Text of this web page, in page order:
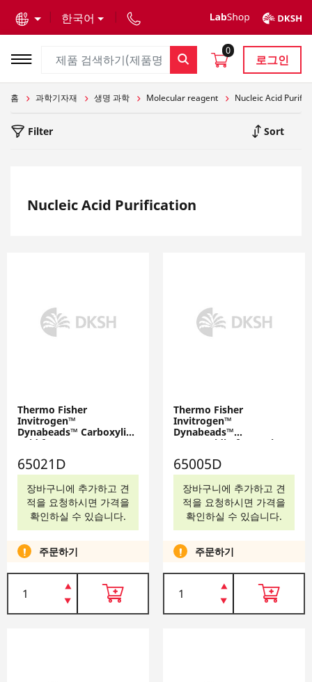
한국어
0
로그인
홈 과학기자재 생명 과학 Molecular reagent Nucleic Acid
Filter Sort
Nucleic Acid Purification
Thermo Fisher
Invitrogen™
Dynabeads™ Carboxylic
Acid for RNA
65021D
65021D
장바구니에 추가하고 견
적을 요청하시면 가격을
확인하실 수 있습니다.
주문하기
Thermo Fisher
Invitrogen™
Dynabeads™
Streptavidin for In Vitro
65005D
65005D
장바구니에 추가하고 견
적을 요청하시면 가격을
확인하실 수 있습니다.
주문하기